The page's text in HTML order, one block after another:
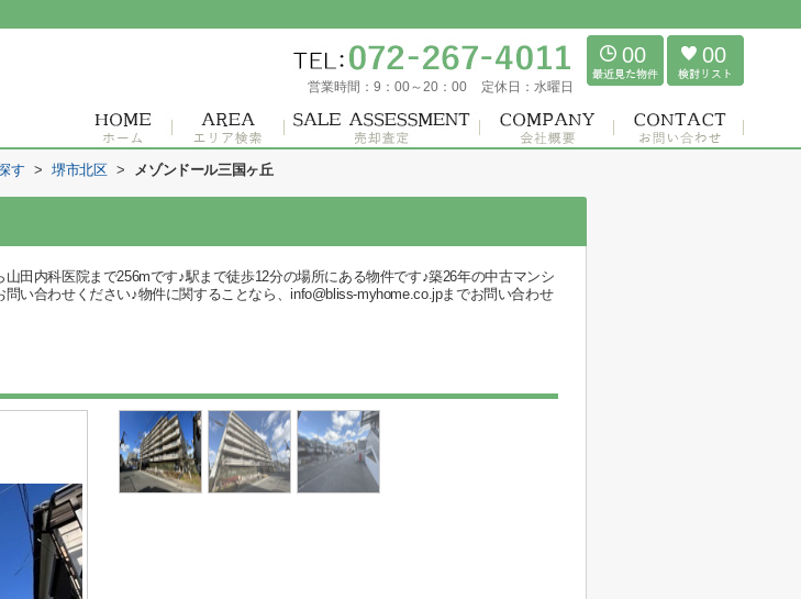
営業時間： 9：00～20：00 定休日： 水曜日
00 00
す > 堺市北区 > メゾンドール三国ヶ丘
田内科医院まで256mです♪駅まで徒歩12分の場所にある物件です♪築26年の中古マンシ
い合わせください♪物件に関することなら、info@bliss-myhome.co.jpまでお問い合わせ